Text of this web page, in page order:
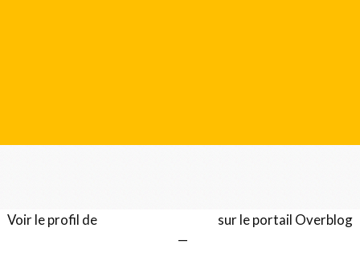
Voir le profil de sur le portail Overblog